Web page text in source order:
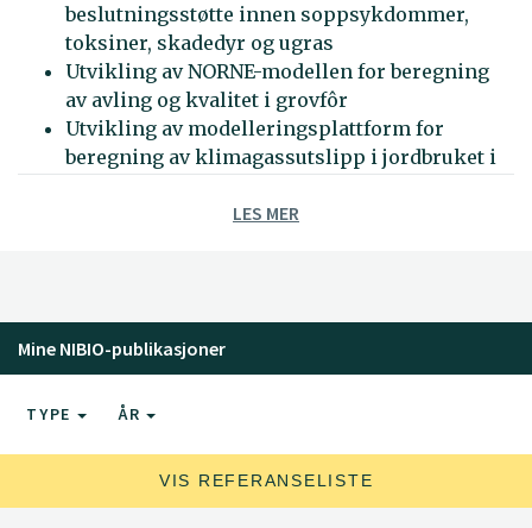
beslutningsstøtte innen soppsykdommer,
toksiner, skadedyr og ugras
Utvikling av NORNE-modellen for beregning
av avling og kvalitet i grovfôr
Utvikling av modelleringsplattform for
beregning av klimagassutslipp i jordbruket i
Utvikling av modelleringsplattform for
LES MER
Mine NIBIO-publikasjoner
TYPE ÅR
VIS REFERANSELISTE